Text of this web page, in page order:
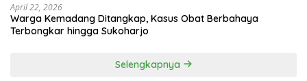
April 22, 2026
Warga Kemadang Ditangkap, Kasus Obat Berbahaya
Terbongkar hingga Sukoharjo
Selengkapnya